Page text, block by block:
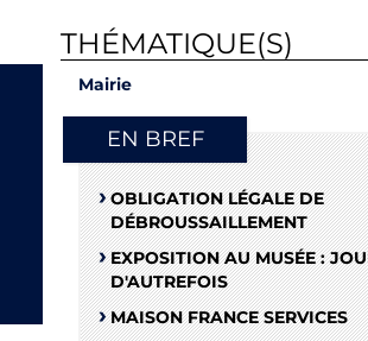
THÉMATIQUE(S)
Mairie
EN BREF
OBLIGATION LÉGALE DE
DÉBROUSSAILLEMENT
EXPOSITION AU MUSÉE :
D'AUTREFOIS
MAISON FRANCE SERVICES